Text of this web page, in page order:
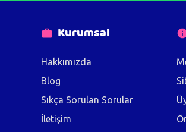
Kurumsal
Hakkımızda
Blog
Sıkça Sorulan Sorular
İletişim